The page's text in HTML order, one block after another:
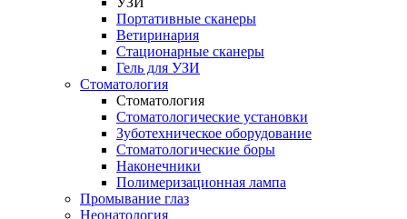
Портативные сканеры
Ветиринария
Стационарные сканеры
Гель для УЗИ
Стоматология
Стоматология
Стоматологические установки
Зуботехническое оборудование
Стоматологические боры
Наконечники
Полимеризационная лампа
Промывание глаз
Неонатология